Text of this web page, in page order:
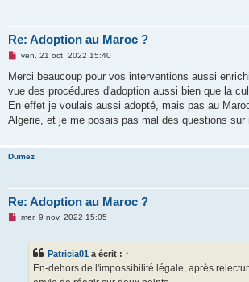
Re: Adoption au Maroc ?
M
s
a
g
n
u
ven. 21 oct. 2022 15:40
Merci beaucoup pour vos interventions aussi
vue des procédures d'adoption aussi bien que la
En effet je voulais aussi adopté, mais pas au
Algerie, et je me posais pas mal des questions sur
Dumez
Re: Adoption au Maroc ?
Mmer. 9 nov. 2022 15:05
Patricia01 a écrit : ↑
En-dehors de l'impossibilité légale, après